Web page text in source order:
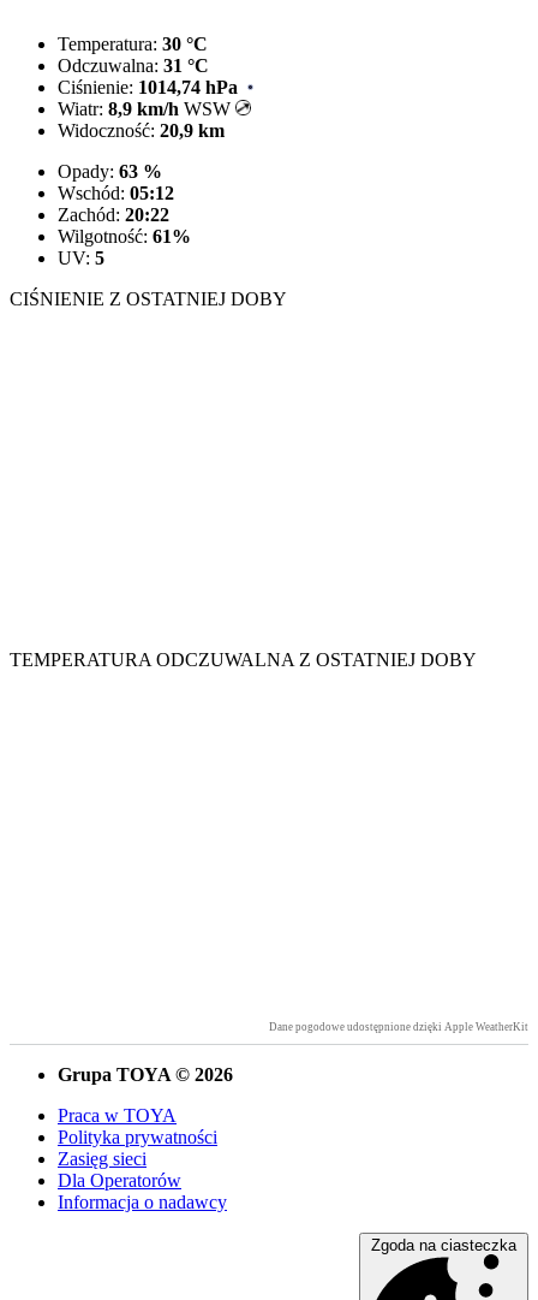
Temperatura: 30 °C
Odczuwalna: 31 °C
Ciśnienie: 1014,74 hPa
Wiatr: 8,9 km/h WSW
Widoczność: 20,9 km
Opady: 63 %
Wschód: 05:12
Zachód: 20:22
Wilgotność: 61%
UV: 5
CIŚNIENIE Z OSTATNIEJ DOBY
TEMPERATURA ODCZUWALNA Z OSTATNIEJ DOBY
Dane pogodowe udostępnione dzięki Apple WeatherKit
Grupa TOYA © 2026
Praca w TOYA
Polityka prywatności
Zasięg sieci
Dla Operatorów
Informacja o nadawcy
Zgoda na ciasteczka